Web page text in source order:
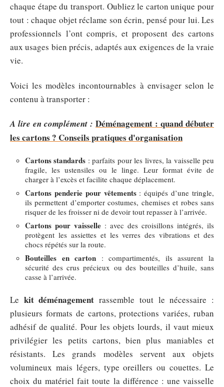
chaque étape du transport. Oubliez le carton unique pour
tout : chaque objet réclame son écrin, pensé pour lui. Les
professionnels l’ont compris, et proposent des cartons
aux usages bien précis, adaptés aux exigences de la vraie
vie.
Voici les modèles incontournables à envisager selon le
contenu à transporter :
A lire en complément : Déménagement : quand débuter
les cartons ? Conseils pratiques d'organisation
Cartons standards : parfaits pour les livres, la vaisselle peu
fragile, les ustensiles ou le linge. Leur format évite de
charger à l’excès et facilite chaque déplacement.
Cartons penderie pour vêtements: équipés d’une tringle,
ils permettent d’emporter costumes, chemises et robes sans
risquer de les froisser ni de devoir tout repasser à l’arrivée.
Cartons pour vaisselle : avec des croisillons intégrés, ils
protègent les assiettes et les verres des vibrations et des
chocs répétés sur la route.
Bouteilles en carton : compartimentés, ils assurent la
sécurité des crus précieux ou des bouteilles d’huile, sans
casse à l’arrivée.
Le kit déménagement rassemble tout le nécessaire :
plusieurs formats de cartons, protections variées, ruban
adhésif de qualité. Pour les objets lourds, il vaut mieux
privilégier les petits cartons, bien plus maniables et
résistants. Les grands modèles servent aux objets
volumineux mais légers, type oreillers ou couettes. Le
choix du matériel fait toute la différence : une vaisselle